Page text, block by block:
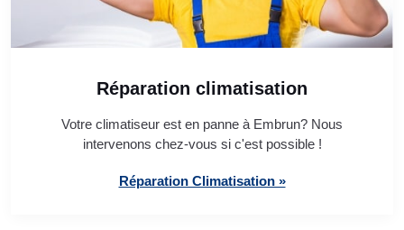
Réparation climatisation
Votre climatiseur est en panne à Embrun? Nous
intervenons chez-vous si c'est possible !
Réparation Climatisation »